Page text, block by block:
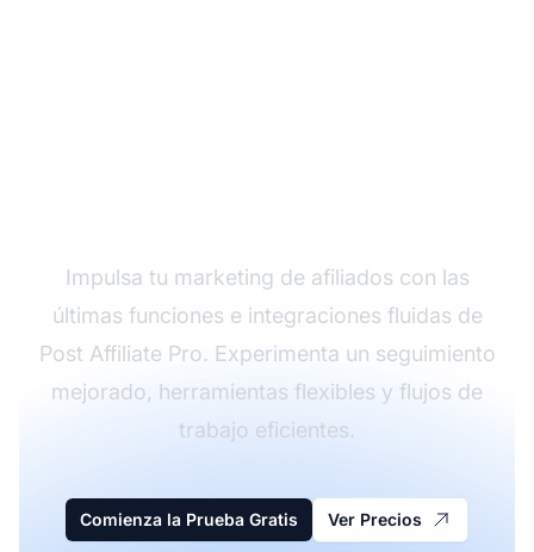
Impulsa tu marketing de afiliados con las
últimas funciones e integraciones fluidas de
Post Affiliate Pro. Experimenta un seguimiento
mejorado, herramientas flexibles y flujos de
trabajo eficientes.
Comienza la Prueba Gratis Ver Precios